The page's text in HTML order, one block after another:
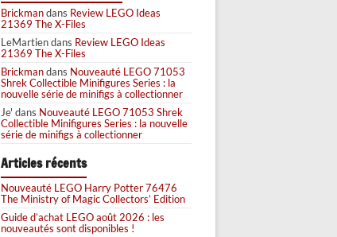
Brickmandans Review LEGO Ideas
21369 The X-Files
LeMartiendans Review LEGO Ideas
21369 The X-Files
Brickmandans Nouveauté LEGO 71053
Shrek Collectible Minifigures Series : la
nouvelle série de minifigs à collectionner
Je' dans Nouveauté LEGO 71053 Shrek
Collectible Minifigures Series : la nouvelle
série de minifigs à collectionner
Articles récents
Nouveauté LEGO Harry Potter 76476
The Ministry of Magic Collectors’ Edition
Guide d’achat LEGO août 2026 : les
nouveautés sont disponibles !